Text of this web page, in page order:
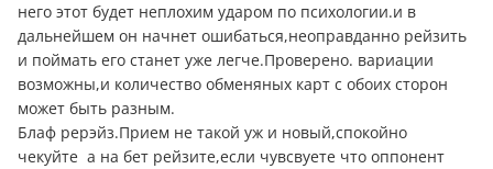
него этот будет неплохим ударом по психологии.и в
дальнейшем он начнет ошибаться,неоправданно рейзить
и поймать его станет уже легче.Проверено. вариации
возможны,и количество обменяных карт с обоих сторон
может быть разным.
Блаф рерэйз.Прием не такой уж и новый,спокойно
чекуйте а на бет рейзите,если чувсвуете что оппонент